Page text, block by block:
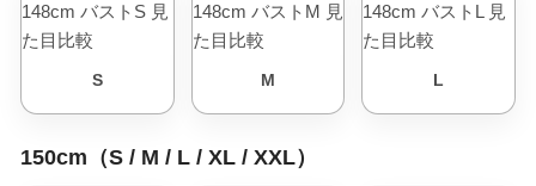
S M L
150cm（S / M / L / XL / XXL）